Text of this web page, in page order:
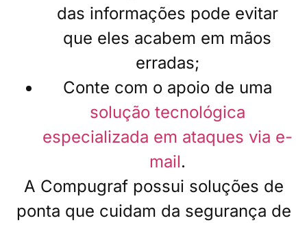
das informações pode evitar
que eles acabem em mãos
erradas;
Conte com o apoio de uma
solução tecnológica
especializada em ataques via e-
mail.
A Compugraf possui soluções de
ponta que cuidam da segurança de